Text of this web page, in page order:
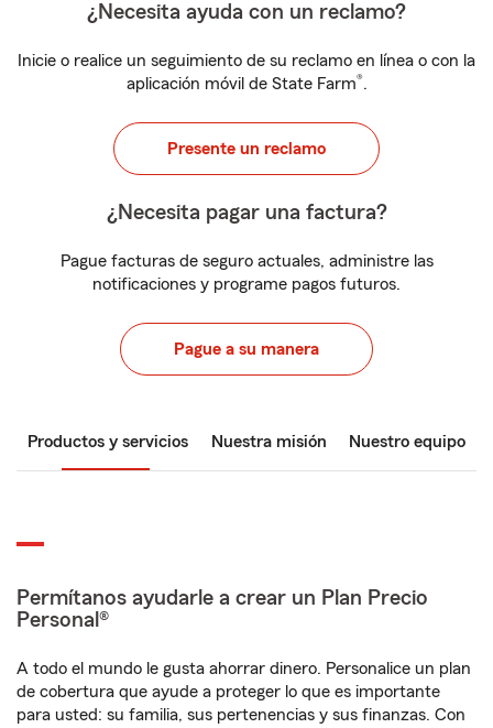
¿Necesita ayuda con un reclamo?
Inicie o realice un seguimiento de su reclamo en línea o con la
aplicación móvil de State Farm®.
Presente un reclamo
¿Necesita pagar una factura?
Pague facturas de seguro actuales, administre las
notificaciones y programe pagos futuros.
Pague a su manera
Productos y servicios Nuestra misión Nuestro equipo
Permítanos ayudarle a crear un Plan Precio
Personal®
A todo el mundo le gusta ahorrar dinero. Personalice un plan
de cobertura que ayude a proteger lo que es importante
para usted: su familia, sus pertenencias y sus finanzas. Con